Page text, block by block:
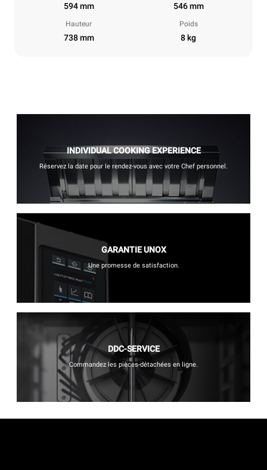
594 mm 546 mm
Hauteur
738 mm
Poids
8 kg
INDIVIDUAL COOKING EXPERIENCE
Réservez la date pour le rendez-vous avec votre Chef personnel.
GARANTIE UNOX
Une promesse de satisfaction.
DDC-SERVICE
Commandez les pièces-détachées en ligne.